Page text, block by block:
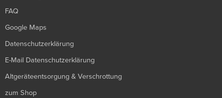
FAQ
Google Maps
Datenschutzerklärung
E-Mail Datenschutzerklärung
Altgeräteentsorgung & Verschrottung
zum Shop